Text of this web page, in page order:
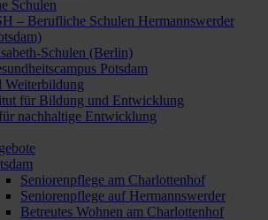
Schulen
– Berufliche Schulen Hermannswerder
Schulen (Berlin)
Potsdam
Weiterbildung
für Bildung und Entwicklung
nachhaltige Entwicklung
Seniorenpflege am Charlottenhof
Seniorenpflege auf Hermannswerder
Betreutes Wohnen am Charlottenhof